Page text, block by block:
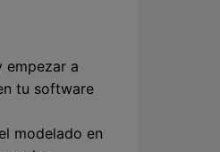
empezar a
tu software
modelado en